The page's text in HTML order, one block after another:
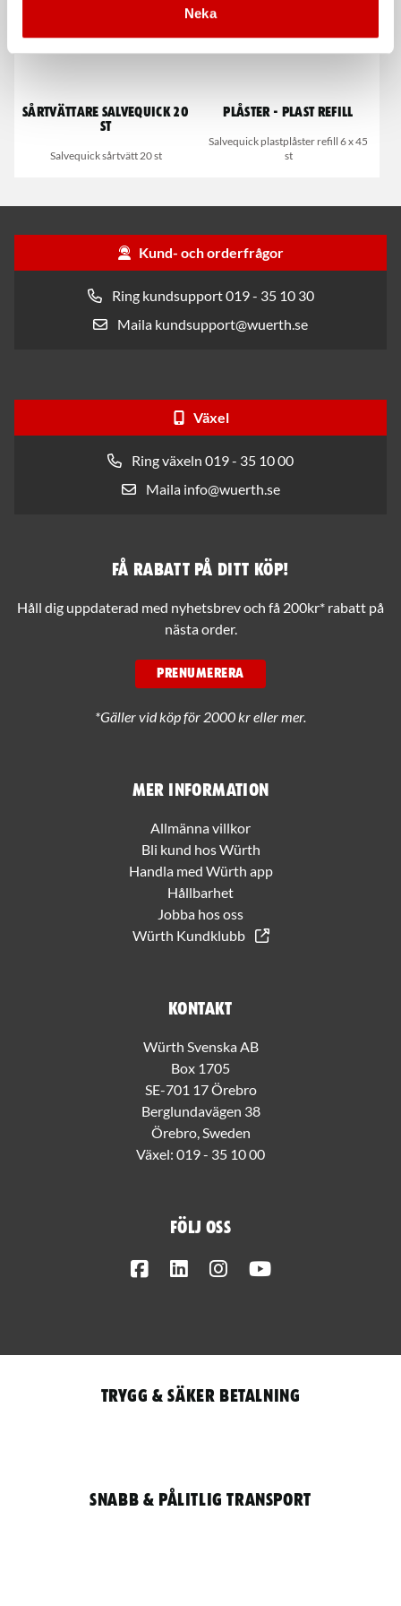
Neka
Sårtvättare Salvequick 20
st
Salvequick sårtvätt 20 st
Plåster - plast refill
Salvequick plastplåster refill 6 x 45
st
Kund- och orderfrågor
Ring kundsupport 019 - 35 10 30
Maila kundsupport@wuerth.se
Växel
Ring växeln 019 - 35 10 00
Maila info@wuerth.se
Mer information
Allmänna villkor
Bli kund hos Würth
Handla med Würth app
Hållbarhet
Jobba hos oss
Würth Kundklubb
Kontakt
Würth Svenska AB
Box 1705
SE-701 17 Örebro
Berglundavägen 38
Örebro, Sweden
Växel: 019 - 35 10 00
Följ oss
FacebookLinkedInInstagram
Få rabatt på ditt köp!
Håll dig uppdaterad med nyhetsbrev och få 200kr* rabatt på
nästa order.
PRENUMERERA
*Gäller vid köp för 2000 kr eller mer.
Trygg & säker betalning
Snabb & pålitlig transport